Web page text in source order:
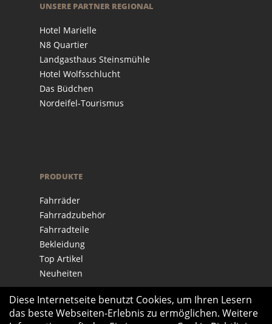
UNSERE PARTNER REGIONAL
Hotel Marielle
N8 Quartier
Landgasthaus Steinsmühle
Hotel Wolfsschlucht
Das Büdchen
Nordeifel-Tourismus
PRODUKTE
Fahrräder
Fahrradzubehör
Fahrradteile
Bekleidung
Top Artikel
Neuheiten
Diese Internetseite benutzt Cookies, um Ihren Lesern
das beste Webseiten-Erlebnis zu ermöglichen. Weitere